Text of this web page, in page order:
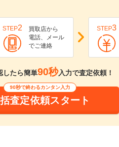
STEP2
買取店から
電話、メール
でご連絡
STEP3
したら簡単90秒入力で査定依頼！
90秒で終わるカンタン入力
査定依頼スタート